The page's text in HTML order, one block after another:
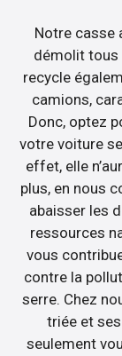
Notre casse
démolit tous
recycle
camions,
Donc, optez
votre voiture
effet, elle
plus, en nous
abaisser les
ressources
vous
contre la
serre. Chez
triée et
seulement